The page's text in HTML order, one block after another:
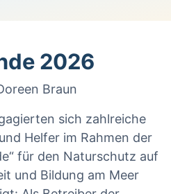
2026
Braun
sich zahlreiche
Helfer im Rahmen der
für den Naturschutz auf
und Bildung am Meer